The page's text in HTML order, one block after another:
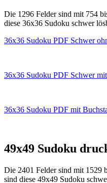
Die 1296 Felder sind mit 754
diese 36x36 Sudoku schwer
36x36 Sudoku PDF Schwer
36x36 Sudoku PDF Schwer
36x36 Sudoku PDF mit
49x49 Sudoku
Die 2401 Felder sind mit
sind diese 49x49 Sudoku